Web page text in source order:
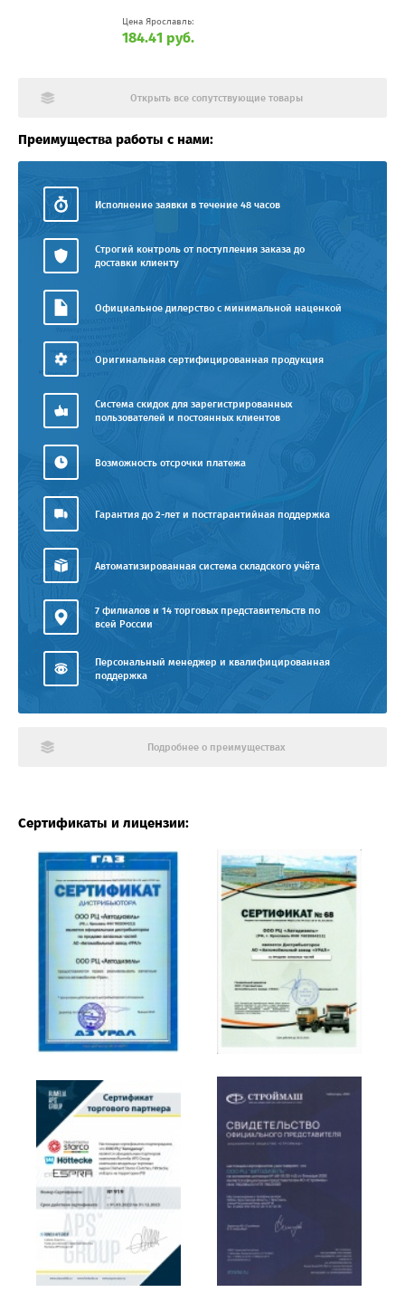
Цена Ярославль:
184.41 руб.
Открыть все сопутствующие товары
Преимущества работы с нами:
Исполнение заявки в течение 48 часов
Строгий контроль от поступления заказа до
доставки клиенту
Официальное дилерство с минимальной наценкой
Оригинальная сертифицированная продукция
Система скидок для зарегистрированных
пользователей и постоянных клиентов
Возможность отсрочки платежа
Гарантия до 2-лет и постгарантийная поддержка
Автоматизированная система складского учёта
7 филиалов и 14 торговых представительств по
всей России
Персональный менеджер и квалифицированная
поддержка
Подробнее о преимуществах
Сертификаты и лицензии: